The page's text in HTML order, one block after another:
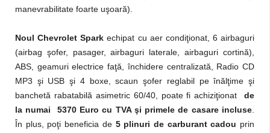
manevrabilitate foarte uşoară).
Noul Chevrolet Spark echipat cu aer condiţionat, 6 airbaguri
(airbag şofer, pasager, airbaguri laterale, airbaguri cortină),
ABS, geamuri electrice faţă, închidere centralizată, Radio CD
MP3 şi USB şi 4 boxe, scaun şofer reglabil pe înălţime şi
banchetă rabatabilă asimetric 60/40, poate fi achiziţionat de
la numai 5370 Euro cu TVA şi primele de casare incluse
În plus, poţi beneficia de5 plinuri de carburant cadou prin